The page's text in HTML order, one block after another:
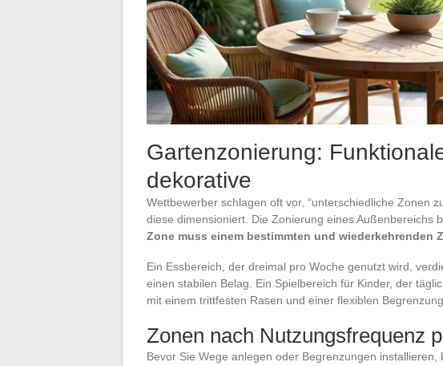
Gartenzonierung:
dekorative
Wettbewerber schlagen oft vor, “unterschiedliche Zonen
diese dimensioniert. Die Zonierung eines Außenbereichs
Zone muss einem bestimmten und wiederkehrenden
Ein Essbereich, der dreimal pro Woche genutzt wird,
einen stabilen Belag. Ein Spielbereich für Kinder, der
mit einem trittfesten Rasen und einer flexiblen
Zonen nach Nutzungsfrequenz
Bevor Sie Wege anlegen oder Begrenzungen